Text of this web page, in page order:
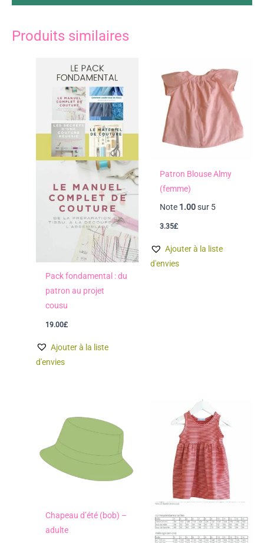
Produits similaires
Pack fondamental : du
patron au projet
cousu
19.00£
Ajouter à la liste
d'envies
Patron Blouse Almy
(femme)
Note 1.00sur 5
3.35£
Ajouter à la liste
d'envies
Chapeau d’été (bob) –
adulte